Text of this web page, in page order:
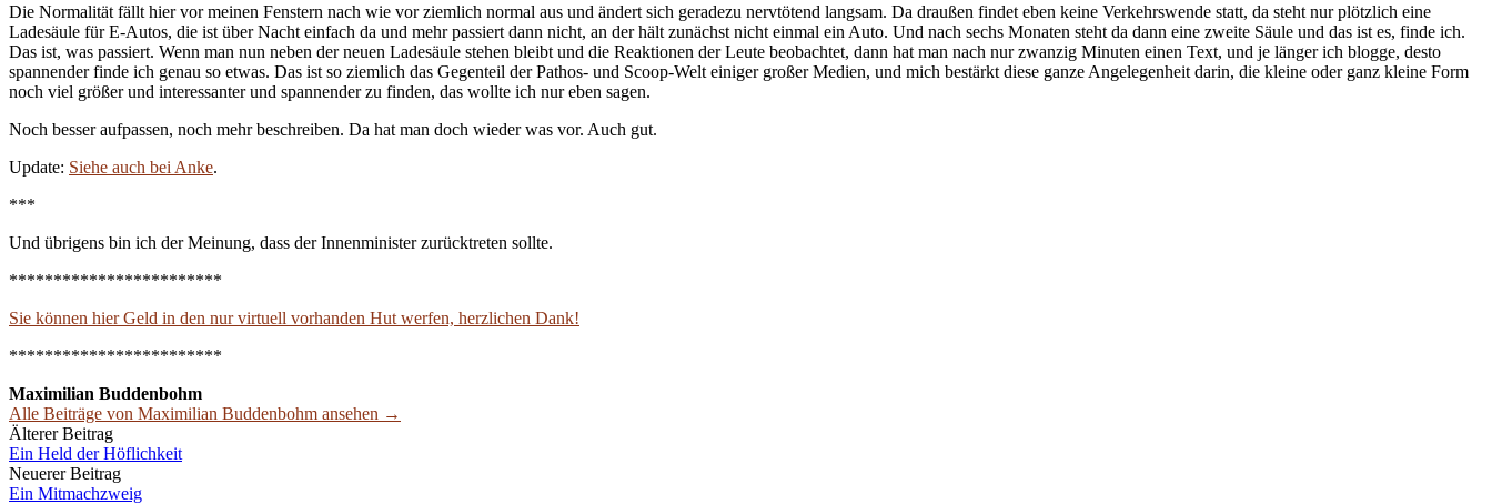
Die Normalität fällt hier vor meinen Fenstern nach wie vor ziemlich normal aus und ändert sich geradezu nervtötend langsam. Da draußen findet eben keine Verkehrswende statt, da steht nur plötzlich eine
Ladesäule für E-Autos, die ist über Nacht einfach da und mehr passiert dann nicht, an der hält zunächst nicht einmal ein Auto. Und nach sechs Monaten steht da dann eine zweite Säule und das ist es, finde ich.
Das ist, was passiert. Wenn man nun neben der neuen Ladesäule stehen bleibt und die Reaktionen der Leute beobachtet, dann hat man nach nur zwanzig Minuten einen Text, und je länger ich blogge, desto
spannender finde ich genau so etwas. Das ist so ziemlich das Gegenteil der Pathos- und Scoop-Welt einiger großer Medien, und mich bestärkt diese ganze Angelegenheit darin, die kleine oder ganz kleine Form
noch viel größer und interessanter und spannender zu finden, das wollte ich nur eben sagen.
Noch besser aufpassen, noch mehr beschreiben. Da hat man doch wieder was vor. Auch gut.
Update: Siehe auch bei Anke.
***
Und übrigens bin ich der Meinung, dass der Innenminister zurücktreten sollte.
************************
Sie können hier Geld in den nur virtuell vorhanden Hut werfen, herzlichen Dank!
************************
Maximilian Buddenbohm
Alle Beiträge von Maximilian Buddenbohm ansehen →
Beitrags-
Navigation
Älterer Beitrag
Ein Held der Höflichkeit
Neuerer Beitrag
Ein Mitmachzweig